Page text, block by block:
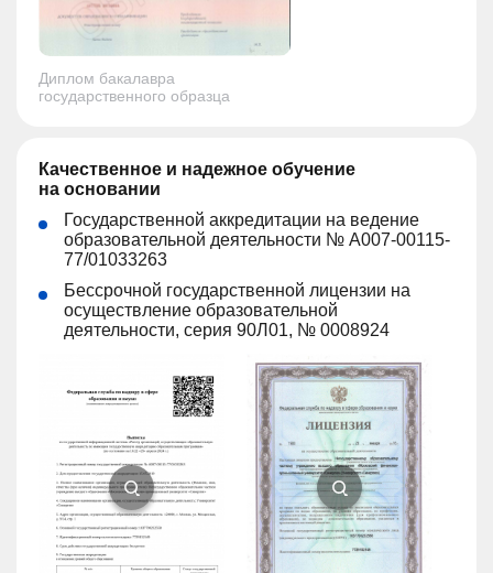
Диплом бакалавра
государственного образца
Качественное и надежное обучение
на основании
Государственной аккредитации на ведение
образовательной деятельности № А007-00115-
77/01033263
Бессрочной государственной лицензии на
осуществление образовательной
деятельности, серия 90Л01, № 0008924